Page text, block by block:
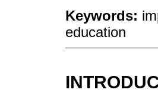
Keywords:
education